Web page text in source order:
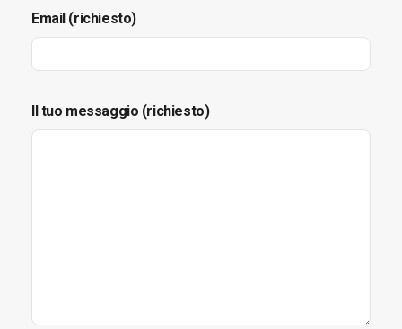
Email (richiesto)
Il tuo messaggio (richiesto)